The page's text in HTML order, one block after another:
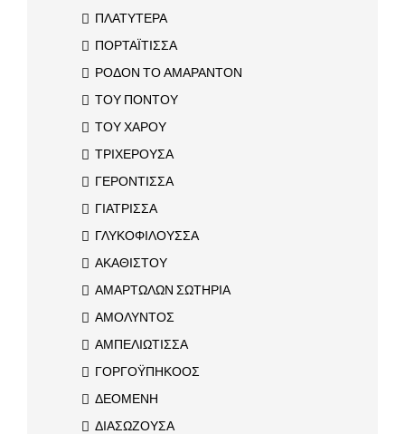
ΠΛΑΤΥΤΕΡΑ
ΠΟΡΤΑΪΤΙΣΣΑ
ΡΟΔΟΝ ΤΟ ΑΜΑΡΑΝΤΟΝ
ΤΟΥ ΠΟΝΤΟΥ
ΤΟΥ ΧΑΡΟΥ
ΤΡΙΧΕΡΟΥΣΑ
ΓΕΡΟΝΤΙΣΣΑ
ΓΙΑΤΡΙΣΣΑ
ΓΛΥΚΟΦΙΛΟΥΣΣΑ
ΑΚΑΘΙΣΤΟΥ
ΑΜΑΡΤΩΛΩΝ ΣΩΤΗΡΙΑ
ΑΜΟΛΥΝΤΟΣ
ΑΜΠΕΛΙΩΤΙΣΣΑ
ΓΟΡΓΟΫΠΗΚΟΟΣ
ΔΕΟΜΕΝΗ
ΔΙΑΣΩΖΟΥΣΑ